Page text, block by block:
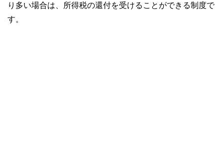
り多い場合は、所得税の還付を受けることができる制度で
す。